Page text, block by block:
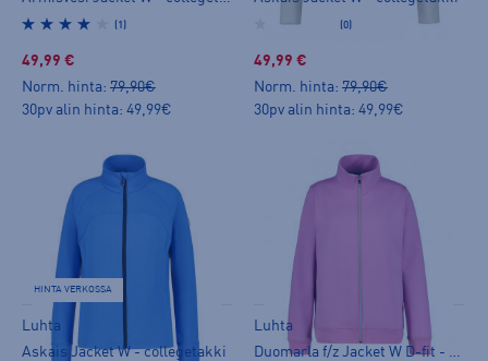
(1)
49,99 €
Norm. hinta: 79,90€
30pv alin hinta: 49,99€
(0)
49,99 €
Norm. hinta: 79,90€
30pv alin hinta: 49,99€
HINTA VERKOSSA
Luhta
Askais Jacket W - collegetakki
Luhta
Duomarla f/z Jacket W D-fit - collegetakki